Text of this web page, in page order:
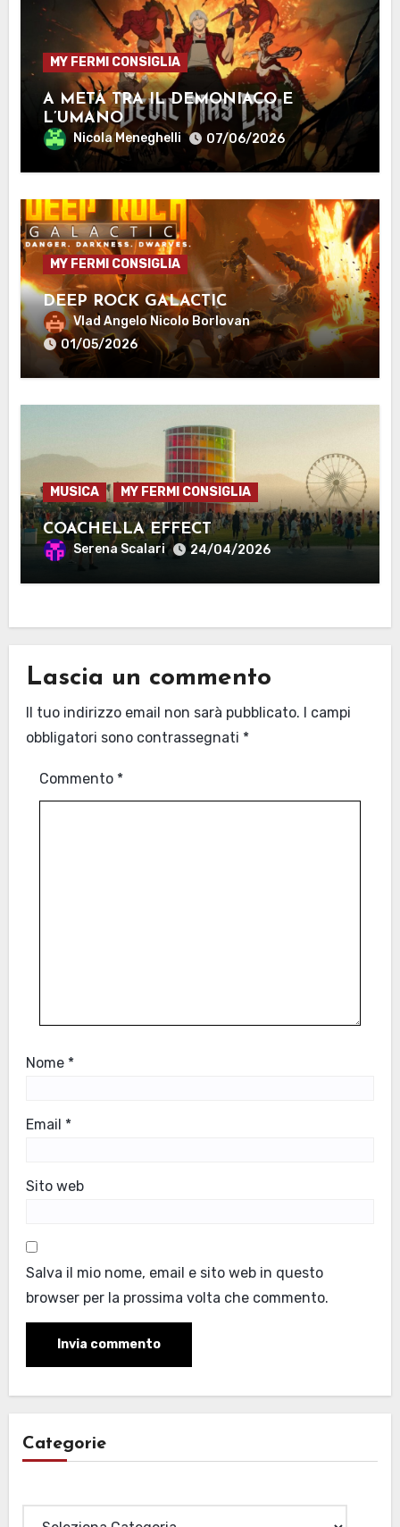
MY FERMI CONSIGLIA
A METÀ TRA IL DEMONIACO E
L’UMANO
Nicola Meneghelli 07/06/2026
MY FERMI CONSIGLIA
DEEP ROCK GALACTIC
Vlad Angelo Nicolo Borlovan
01/05/2026
MUSICA MY FERMI CONSIGLIA
COACHELLA EFFECT
Serena Scalari 24/04/2026
Lascia un commento
Il tuo indirizzo email non sarà pubblicato. I campi
obbligatori sono contrassegnati *
Commento *
Nome *
Email *
Sito web
Salva il mio nome, email e sito web in questo
browser per la prossima volta che commento.
Categorie